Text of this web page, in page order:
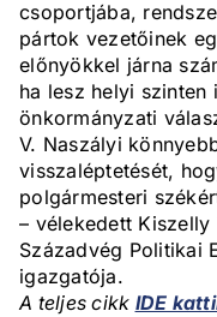
csoportjába,
pártok vezetőinek
előnyökkel járna
ha lesz helyi szinten
önkormányzati
V. Naszályi
visszaléptetését,
polgármesteri
– vélekedett
Századvég Politikai
igazgatója.
A teljes cikk IDE